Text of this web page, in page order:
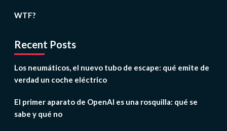
WTF?
Recent Posts
Los neumáticos, el nuevo tubo de escape: qué emite de
verdad un coche eléctrico
El primer aparato de OpenAI es una rosquilla: qué se
sabe y qué no